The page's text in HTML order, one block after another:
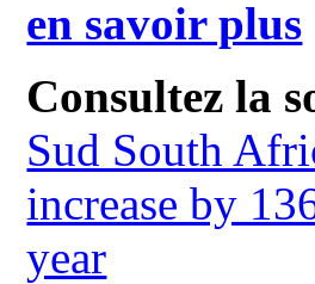
en savoir plus
Consultez la
Sud South
increase by
year